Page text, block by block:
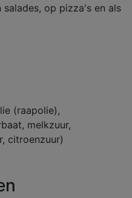
op pizza's en als
(raapolie),
melkzuur,
citroenzuur)